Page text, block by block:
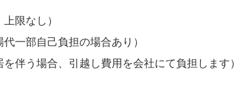
限なし）
一部自己負担の場合あり）
伴う場合、引越し費用を会社にて負担します）